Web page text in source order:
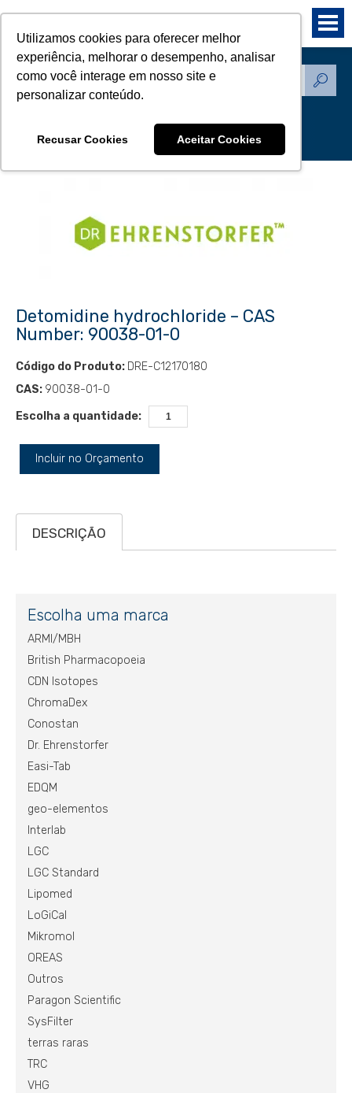
Utilizamos cookies para oferecer melhor
experiência, melhorar o desempenho, analisar
como você interage em nosso site e
personalizar conteúdo.
Recusar Cookies Aceitar Cookies
Produtos - Padrões de
Detomidine hydrochloride – CAS
Number: 90038-01-0
Código do Produto: DRE-C12170180
CAS: 90038-01-0
Escolha a quantidade:
Incluir no Orçamento
DESCRIÇÃO
Escolha uma marca
ARMI/MBH
British Pharmacopoeia
CDN Isotopes
ChromaDex
Conostan
Dr. Ehrenstorfer
Easi-Tab
EDQM
geo-elementos
Interlab
LGC
LGC Standard
Lipomed
LoGiCal
Mikromol
OREAS
Outros
Paragon Scientific
SysFilter
terras raras
TRC
VHG